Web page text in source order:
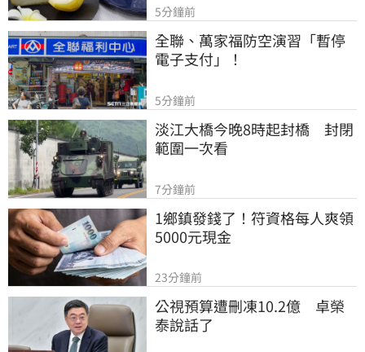
5分鐘前
全聯、萬家福防空演習「暫停
電子支付」！
5分鐘前
淡江大橋今晚8時起封橋　封閉
範圍一次看
7分鐘前
1鄉鎮發錢了！符資格每人爽領
5000元現金
23分鐘前
公視預算遭刪凍10.2億　卓榮
泰說話了